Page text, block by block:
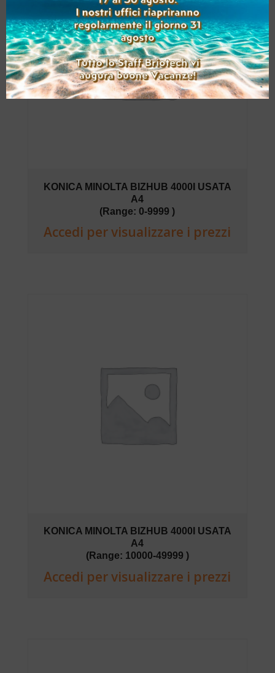
KONICA MINOLTA BIZHUB 4000I USATA
A4
(Range: 0-9999 )
Accedi per visualizzare i prezzi
KONICA MINOLTA BIZHUB 4000I USATA
A4
(Range: 10000-49999 )
Accedi per visualizzare i prezzi